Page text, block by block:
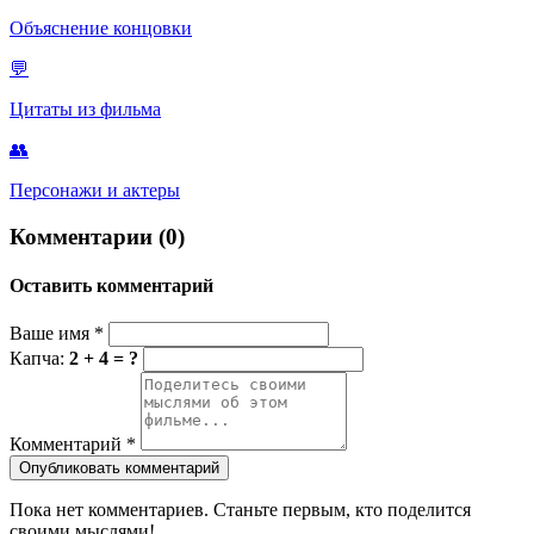
Объяснение концовки
💬
Цитаты из фильма
👥
Персонажи и актеры
Комментарии (0)
Оставить комментарий
Ваше имя *
Капча: 2 + 4 = ?
Комментарий *
Опубликовать комментарий
Пока нет комментариев. Станьте первым, кто поделится